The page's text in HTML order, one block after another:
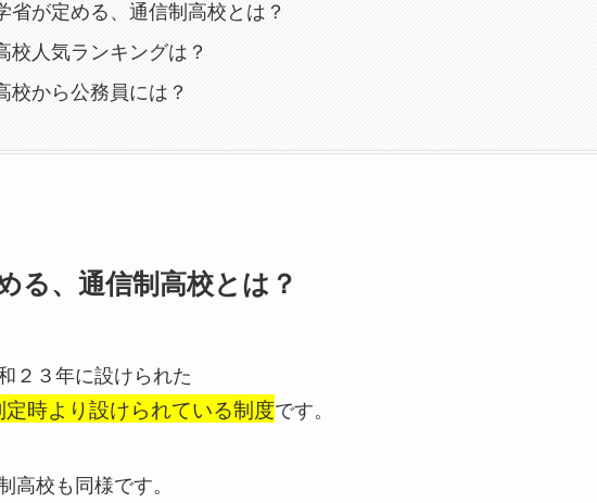
省が定める、通信制高校とは？
校人気ランキングは？
校から公務員には？
る、通信制高校とは？
２３年に設けられた
定時より設けられている制度です。
高校も同様です。